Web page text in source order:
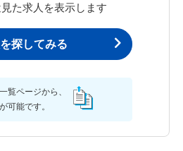
た求人を表示します
探してみる
覧ページから、
可能です。